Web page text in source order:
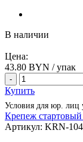
В наличии
Цена:
43.80 BYN / упак
-
Купить
Условия для юр. лиц
Крепеж
Артикул: KRN-